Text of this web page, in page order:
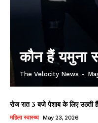
कौन हैं यमुना
The Velocity News -
रोज रात 3 बजे पेशाब के लिए उठती
महिला स्वास्थ्य May 23, 2026